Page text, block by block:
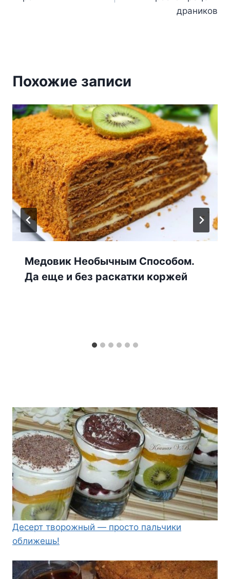
драников
Похожие записи
Медовик Необычным Способом.
Да еще и без раскатки коржей
Десерт творожный — просто пальчики
оближешь!